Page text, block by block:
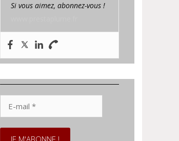
Si vous aimez, abonnez-vous !
mail
*